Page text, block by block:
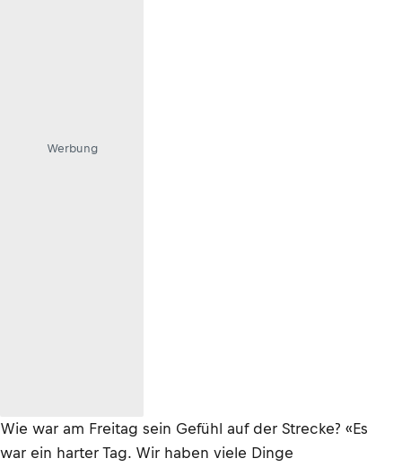
Werbung
Wie war am Freitag sein Gefühl auf der Strecke? «Es
war ein harter Tag. Wir haben viele Dinge